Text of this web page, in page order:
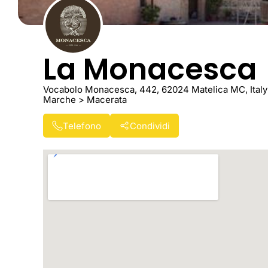
La Monacesca
Vocabolo Monacesca, 442, 62024 Matelica MC, Italy
Marche > Macerata
Telefono Condividi